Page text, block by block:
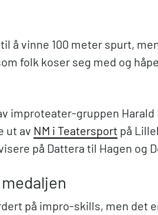
å vinne 100 meter spurt,
folk koser seg med og
improteater-gruppen Harald
ut av NM i Teatersport på
på Dattera til Hagen og
på impro-skills, men det